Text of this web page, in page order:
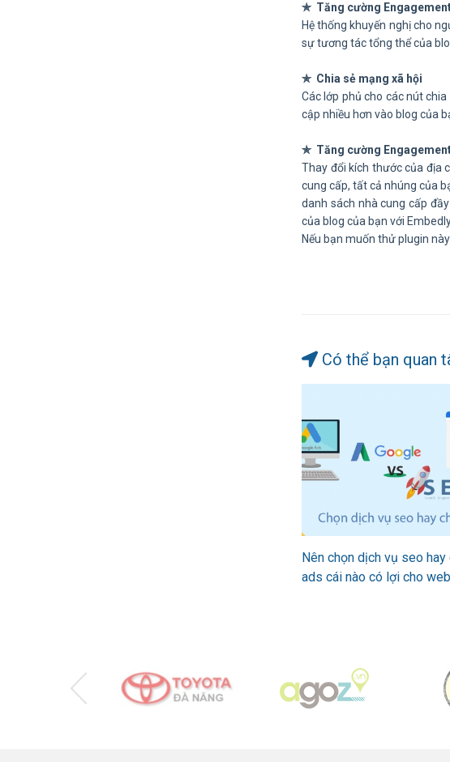
✯ Tăng cường
Hệ thống khuyến nghị cho
sự tương tác tổng thể của
✯ Chia sẻ mạng xã hội
Các lớp phủ cho các nút
cập nhiều hơn vào blog của
✯ Tăng cường
Thay đổi kích thước của địa
cung cấp, tất cả nhúng của
danh sách nhà cung cấp
của blog của bạn với
Nếu bạn muốn thử plugin
Có thể bạn quan
Nên chọn dịch vụ seo
ads cái nào có lợi cho